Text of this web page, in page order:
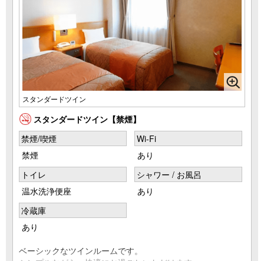
スタンダードツイン
スタンダードツイン【禁煙】
禁煙/喫煙
禁煙
Wi-Fi
あり
トイレ
温水洗浄便座
シャワー / お風呂
あり
冷蔵庫
あり
ベーシックなツインルームです。